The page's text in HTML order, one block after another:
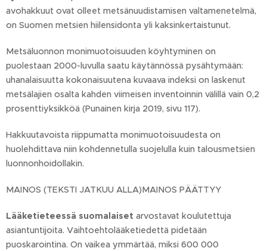
avohakkuut ovat olleet metsänuudistamisen valtamenetelmä,
on Suomen metsien hiilensidonta yli kaksinkertaistunut.
Metsäluonnon monimuotoisuuden köyhtyminen on
puolestaan 2000-luvulla saatu käytännössä pysähtymään:
uhanalaisuutta kokonaisuutena kuvaava indeksi on laskenut
metsälajien osalta kahden viimeisen inventoinnin välillä vain 0,2
prosenttiyksikköä (Punainen kirja 2019, sivu 117).
Hakkuutavoista riippumatta monimuotoisuudesta on
huolehdittava niin kohdennetulla suojelulla kuin talousmetsien
luonnonhoidollakin.
MAINOS (TEKSTI JATKUU ALLA)MAINOS PÄÄTTYY
Lääketieteessä suomalaiset arvostavat koulutettuja
asiantuntijoita. Vaihtoehtolääketiedettä pidetään
puoskarointina. On vaikea ymmärtää, miksi 600 000